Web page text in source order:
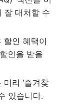
잘 대처할 수
할인 혜택이
인을 받을
리 ‘즐겨찾
있습니다.